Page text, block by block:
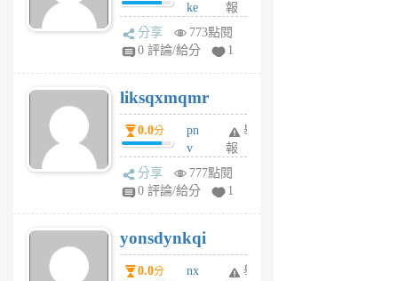
前
ke
rv
pj
6
個
月
前
報
分享
773點閱
0 評論/給分
1
liksqxmqmr
0.0分
pn
v
wt
sv
6
個
月
舉
報
分享
777點閱
0 評論/給分
1
yonsdynkqi
0.0分
nx
舉